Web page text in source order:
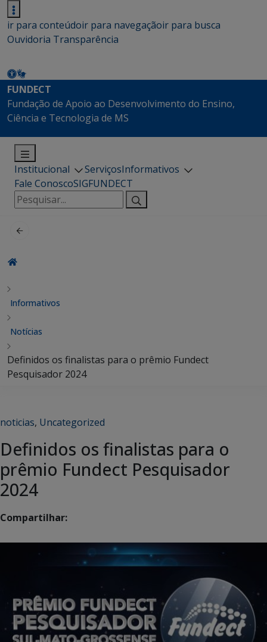
ir para conteúdoir para navegaçãoir para busca
Ouvidoria Transparência
FUNDECT
Fundação de Apoio ao Desenvolvimento do Ensino,
Ciência e Tecnologia de MS
Institucional ServiçosInformativos
Fale ConoscoSIGFUNDECT
Pesquisar
por:
Informativos
Notícias
Definidos os finalistas para o prêmio Fundect
Pesquisador 2024
noticias, Uncategorized
Definidos os finalistas para o
prêmio Fundect Pesquisador
2024
Compartilhar: